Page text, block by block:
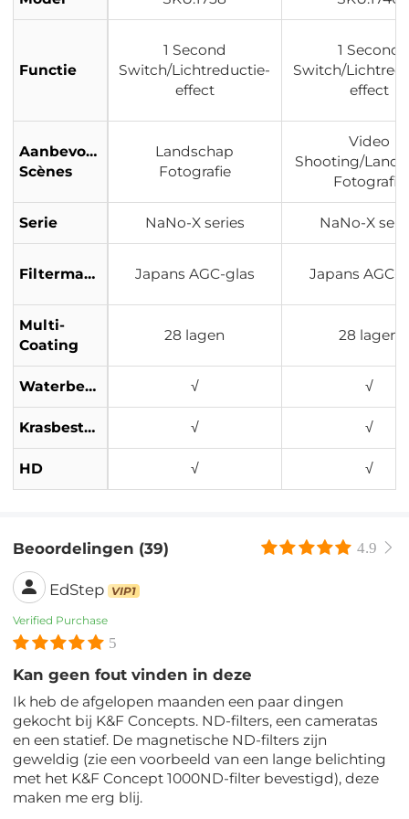
Functie
1 Second
Switch/Lichtreductie-
effect
1 Second
Switch/
effect
Aanbevolen
Scènes
Landschap
Fotografie
Video
Shooting/
Fotografie
Serie NaNo-X series NaNo-X
Filtermateriaal Japans AGC-glas Japans AGC-
Multi-
Coating
28 lagen 28 lagen
Waterbestendig √ √
Krasbestendig √ √
HD √ √
Beoordelingen (39) 4.9
EdStep VIP1
Verified Purchase
5
Kan geen fout vinden in deze
Ik heb de afgelopen maanden een paar dingen
gekocht bij K&F Concepts. ND-filters, een cameratas
en een statief. De magnetische ND-filters zijn
geweldig (zie een voorbeeld van een lange belichting
met het K&F Concept 1000ND-filter bevestigd), deze
maken me erg blij.